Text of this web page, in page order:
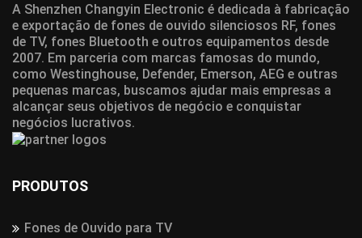
A Shenzhen Changyin Electronic é dedicada à fabricação
e exportação de fones de ouvido silenciosos RF, fones
de TV, fones Bluetooth e outros equipamentos desde
2007. Em parceria com marcas famosas do mundo,
como Westinghouse, Defender, Emerson, AEG e outras
pequenas marcas, buscamos ajudar mais empresas a
alcançar seus objetivos de negócio e conquistar
negócios lucrativos.
PRODUTOS
Fones de Ouvido para TV